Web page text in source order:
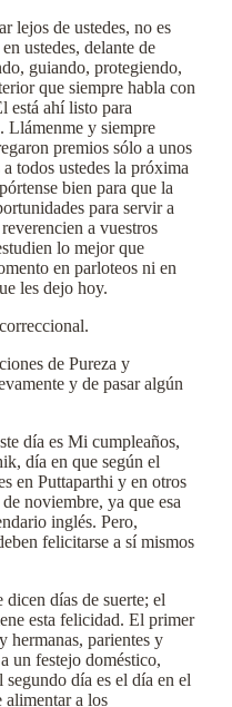
lejos de ustedes, no es
ustedes, delante de
guiando, protegiendo,
que siempre habla con
está ahí listo para
Llámenme y siempre
premios sólo a unos
todos ustedes la próxima
bien para que la
para servir a
a vuestros
lo mejor que
en parloteos ni en
les dejo hoy.
de Pureza y
y de pasar algún
día es Mi cumpleaños,
día en que según el
en Puttaparthi y en otros
noviembre, ya que esa
inglés. Pero,
felicitarse a sí mismos
dicen días de suerte; el
esta felicidad. El primer
hermanas, parientes y
un festejo doméstico,
día es el día en el
alimentar a los